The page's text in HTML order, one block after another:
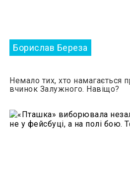
Борислав Береза
Немало тих, хто намагається
вчинок Залужного. Навіщо?